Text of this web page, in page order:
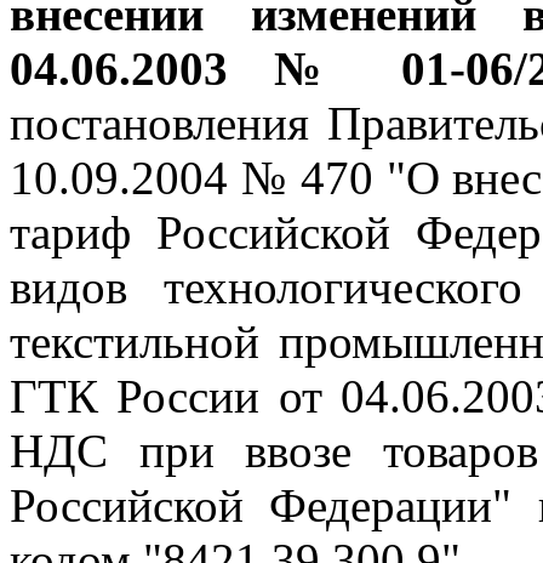
внесении
04.06.2003 № 01-
постановления
10.09.2004 № 470 "О
тариф Российской
видов
текстильной
ГТК России от
НДС при ввозе
Российской